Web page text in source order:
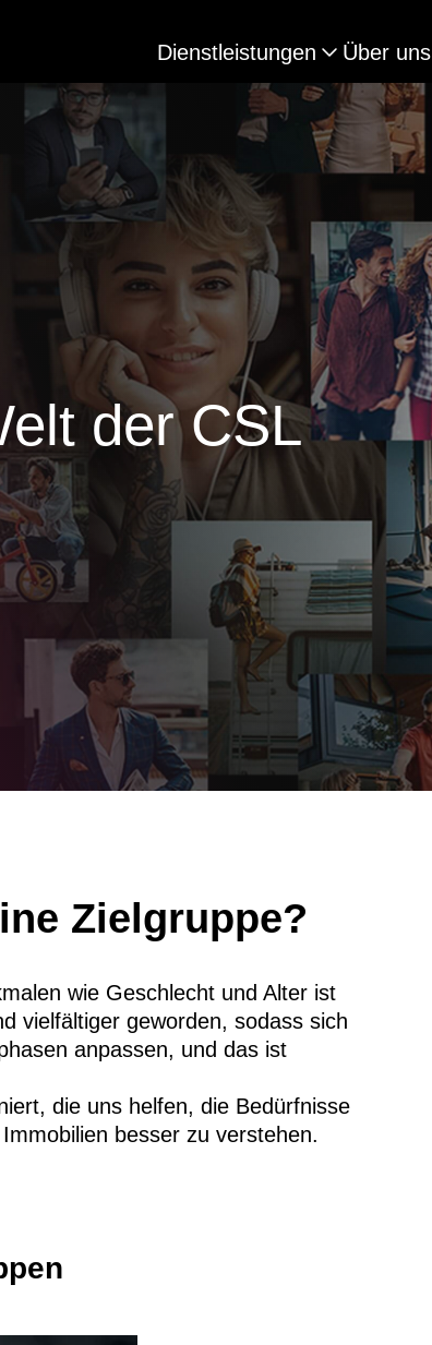
Dienstleistungen Über uns
der CSL
Zielgruppe?
wie Geschlecht und Alter ist
vielfältiger geworden, sodass sich
anpassen, und das ist
die uns helfen, die Bedürfnisse
besser zu verstehen.